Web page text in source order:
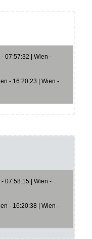
07:57:32 | Wien -
- 16:20:23 | Wien -
07:58:15 | Wien -
- 16:20:38 | Wien -